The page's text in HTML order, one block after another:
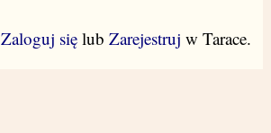
Zaloguj sięlub Zarejestruj w Tarace.